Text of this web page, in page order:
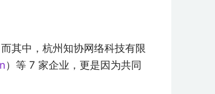
其中，杭州知协网络科技有限
）等 7 家企业，更是因为共同